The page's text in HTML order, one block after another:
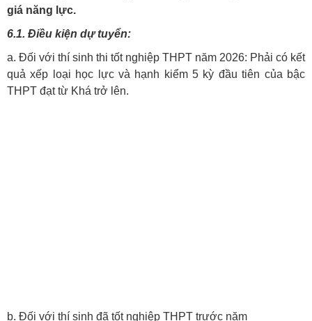
giá năng lực.
6.1. Điều kiện dự tuyển:
a. Đối với thí sinh thi tốt nghiệp THPT năm 2026: Phải có kết
quả xếp loại học lực và hạnh kiểm 5 kỳ đầu tiên của bậc
THPT đạt từ Khá trở lên.
b. Đối với thí sinh đã tốt nghiệp THPT trước năm